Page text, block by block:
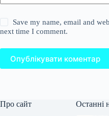
Save my name, email and
next time I comment.
Опублікувати коментар
Про сайт Останні